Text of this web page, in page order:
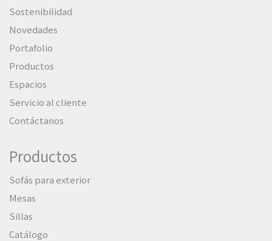
Sostenibilidad
Novedades
Portafolio
Productos
Espacios
Servicio al cliente
Contáctanos
Productos
Sofás para exterior
Mesas
Sillas
Catálogo